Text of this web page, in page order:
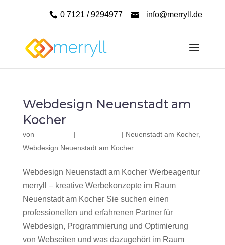
0 7121 / 9294977 info@merryll.de
Webdesign Neuenstadt am
Kocher
von | | Neuenstadt am Kocher,
Webdesign Neuenstadt am Kocher
Webdesign Neuenstadt am Kocher Werbeagentur
merryll – kreative Werbekonzepte im Raum
Neuenstadt am Kocher Sie suchen einen
professionellen und erfahrenen Partner für
Webdesign, Programmierung und Optimierung
von Webseiten und was dazugehört im Raum